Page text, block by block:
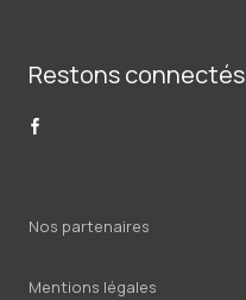
Restons connectés
Nos partenaires
Mentions légales